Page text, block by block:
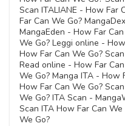
Scan ITALIANE - How Far
Far Can We Go?
MangaEden - How Far
We Go? Leggi online -
How Far Can We Go?
Read online - How Far
We Go? Manga ITA - How
How Far Can We Go?
We Go? ITA Scan -
Scan ITA How Far Can
We Go?